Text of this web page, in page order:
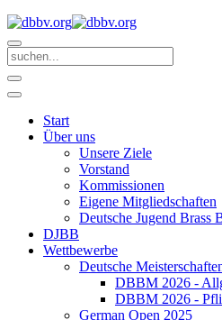
Start
Über uns
Unsere Ziele
Vorstand
Kommissionen
Eigene Mitgliedschaften
Deutsche Jugend Brass
DJBB
Wettbewerbe
Deutsche
DBBM 2026 -
DBBM 2026 -
German Open 2025